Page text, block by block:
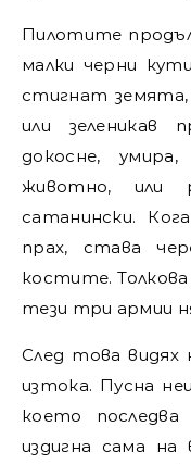
Пилотите
малки черни
стигнат
или зеленикав
докосне,
животно, или
сатанински.
прах, става
костите.
тези три армии
След това видях
изтока. Пусна
което
издигна сама на